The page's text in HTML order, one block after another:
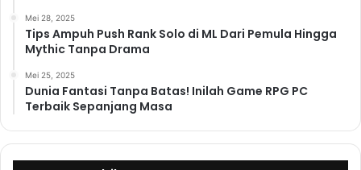
Mei 28, 2025
Tips Ampuh Push Rank Solo di ML Dari Pemula Hingga
Mythic Tanpa Drama
Mei 25, 2025
Dunia Fantasi Tanpa Batas! Inilah Game RPG PC
Terbaik Sepanjang Masa